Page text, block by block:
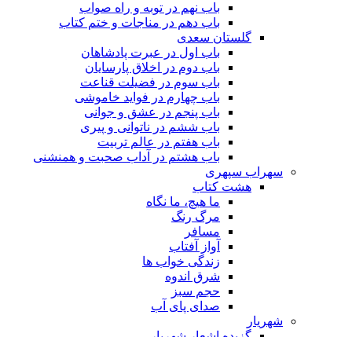
باب نهم در توبه و راه صواب
باب دهم در مناجات و ختم کتاب
گلستان سعدی
باب اول در عبرت پادشاهان
باب دوم در اخلاق پارسایان
باب سوم در فضیلت قناعت
باب چهارم در فواید خاموشى
باب پنجم در عشق و جوانى
باب ششم در ناتوانى و پیرى
باب هفتم در عالم تربیت
باب هشتم در آداب صحبت و همنشنى
سهراب سپهری
هشت کتاب
ما هیچ، ما نگاه
مرگ رنگ
مسافر
آواز آفتاب
زندگی خواب ها
شرق اندوه
حجم سبز
صدای پای آب
شهریار